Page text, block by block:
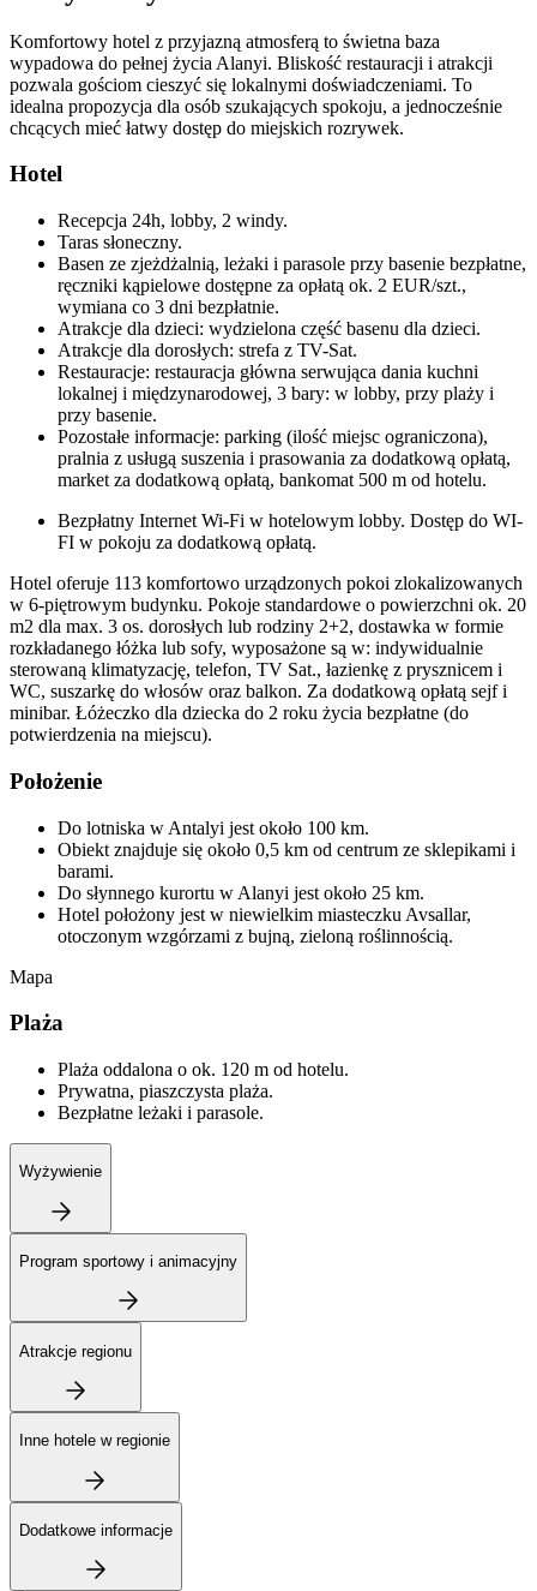
Komfortowy hotel z przyjazną atmosferą to świetna baza
wypadowa do pełnej życia Alanyi. Bliskość restauracji i atrakcji
pozwala gościom cieszyć się lokalnymi doświadczeniami. To
idealna propozycja dla osób szukających spokoju, a jednocześnie
chcących mieć łatwy dostęp do miejskich rozrywek.
Hotel
Recepcja 24h, lobby, 2 windy.
Taras słoneczny.
Basen ze zjeżdżalnią, leżaki i parasole przy basenie bezpłatne,
ręczniki kąpielowe dostępne za opłatą ok. 2 EUR/szt.,
wymiana co 3 dni bezpłatnie.
Atrakcje dla dzieci: wydzielona część basenu dla dzieci.
Atrakcje dla dorosłych: strefa z TV-Sat.
Restauracje: restauracja główna serwująca dania kuchni
lokalnej i międzynarodowej, 3 bary: w lobby, przy plaży i
przy basenie.
Pozostałe informacje: parking (ilość miejsc ograniczona),
pralnia z usługą suszenia i prasowania za dodatkową opłatą,
market za dodatkową opłatą, bankomat 500 m od hotelu.
Bezpłatny Internet Wi-Fi w hotelowym lobby. Dostęp do WI-
FI w pokoju za dodatkową opłatą.
Hotel oferuje 113 komfortowo urządzonych pokoi zlokalizowanych
w 6-piętrowym budynku. Pokoje standardowe o powierzchni ok. 20
m2 dla max. 3 os. dorosłych lub rodziny 2+2, dostawka w formie
rozkładanego łóżka lub sofy, wyposażone są w: indywidualnie
sterowaną klimatyzację, telefon, TV Sat., łazienkę z prysznicem i
WC, suszarkę do włosów oraz balkon. Za dodatkową opłatą sejf i
minibar. Łóżeczko dla dziecka do 2 roku życia bezpłatne (do
potwierdzenia na miejscu).
Położenie
Do lotniska w Antalyi jest około 100 km.
Obiekt znajduje się około 0,5 km od centrum ze sklepikami i
barami.
Do słynnego kurortu w Alanyi jest około 25 km.
Hotel położony jest w niewielkim miasteczku Avsallar,
otoczonym wzgórzami z bujną, zieloną roślinnością.
Mapa
Plaża
Plaża oddalona o ok. 120 m od hotelu.
Prywatna, piaszczysta plaża.
Bezpłatne leżaki i parasole.
Wyżywienie
Program sportowy i animacyjny
Atrakcje regionu
Inne hotele w regionie
Dodatkowe informacje